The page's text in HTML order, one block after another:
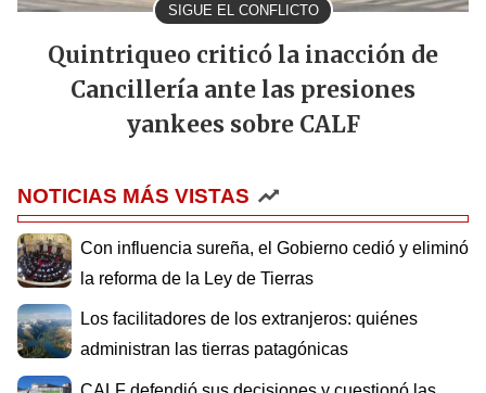
SIGUE EL CONFLICTO
Quintriqueo criticó la inacción de
Cancillería ante las presiones
yankees sobre CALF
NOTICIAS MÁS VISTAS
Con influencia sureña, el Gobierno cedió y eliminó
la reforma de la Ley de Tierras
Los facilitadores de los extranjeros: quiénes
administran las tierras patagónicas